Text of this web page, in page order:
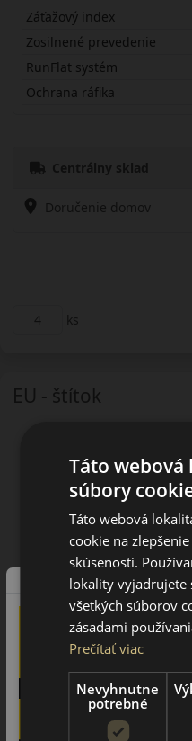
Záťažový index
Zosilnené prevedenie
RunFlat systém
Ochrana ráfika
Centrálny sklad
Doručenie domov
ks
EU - štítok
Táto
súbory
Táto webová
cookie na
skúsenosti.
lokality vyjadrujete
všetkých súborov
zásadami
Prečítať viac
Nevyhnutne
potrebné